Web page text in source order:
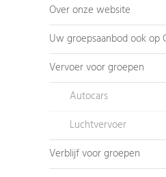
Over onze website
Uw groepsaanbod ook op
Vervoer voor groepen
Autocars
Luchtvervoer
Verblijf voor groepen